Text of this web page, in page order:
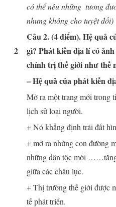
có thể nêu những ‎ tương
nhưng không cho tuyệt đối)
2
Câu 2. (4 điểm). Hệ quả
gì? Phát kiến địa lí có
chính trị thế giới như thế
– Hệ quả của phát kiến
Mở ra một trang mới trong
lịch sử loại người.
+ Nó khẳng định trái đất
+ mở ra những con đường
những dân tộc mới
giữa các châu lục.
+ Thị trường thế giới được
tế phát triển.